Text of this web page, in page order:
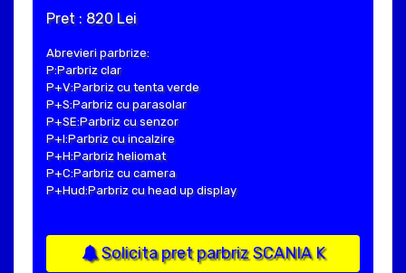
Pret : 820 Lei
Abrevieri parbrize:
P:Parbriz clar
P+V:Parbriz cu tenta verde
P+S:Parbriz cu parasolar
P+SE:Parbriz cu senzor
P+I:Parbriz cu incalzire
P+H:Parbriz heliomat
P+C:Parbriz cu camera
P+Hud:Parbriz cu head up display
Solicita pret parbriz SCANIA K